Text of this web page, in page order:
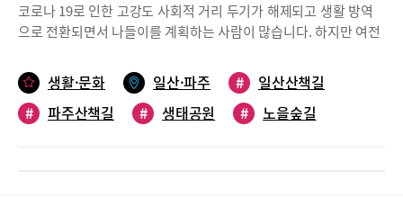
코로나 19로 인한 고강도 사회적 거리 두기가 해제되고 생활 방역
으로 전환되면서 나들이를 계획하는 사람이 많습니다. 하지만 여전
아쉬움을 달래줄 인적 드문 산책길을 소개합니다.무장애 산책길 ‘헤
이리 노을숲길’파주시는 지난해 8월 헤이리 노을숲길을 개장했다.
헤이리 예술마을 노을공원 내에 숲길을 조성해 만든 길로, 노선 길
생활·문화 일산·파주 #
일산산책길
#
파주산책길 # 생태공원 #
노을숲길